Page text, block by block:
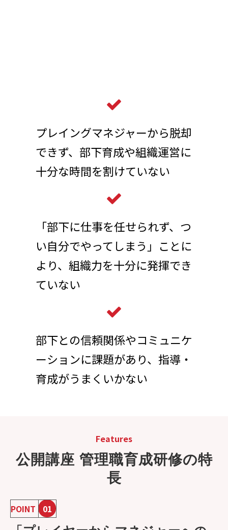
プレイングマネジャーから脱却
できず、部下育成や組織運営に
十分な時間を割けていない
「部下に仕事を任せられず、つ
い自分でやってしまう」ことに
より、組織力を十分に発揮でき
ていない
部下との信頼関係やコミュニケ
ーションに課題があり、指導・
育成がうまくいかない
Features
公開講座 管理職育成研修の特
長
POINT 01